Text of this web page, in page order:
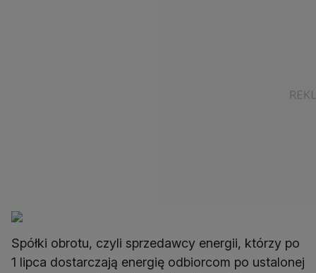
Spółki obrotu, czyli sprzedawcy energii, którzy po
1 lipca dostarczają energię odbiorcom po ustalonej